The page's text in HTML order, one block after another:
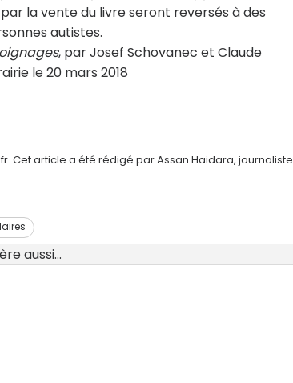
la vente du livre seront reversés à des
autistes.
, par Josef Schovanec et Claude
le 20 mars 2018
Cet article a été rédigé par Assan Haidara, journaliste
aussi...